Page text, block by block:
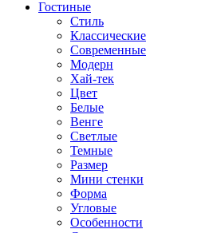
Гостиные
Стиль
Классические
Современные
Модерн
Хай-тек
Цвет
Белые
Венге
Светлые
Темные
Размер
Мини стенки
Форма
Угловые
Особенности